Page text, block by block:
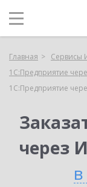
Главная
Сервисы
1С:Предприятие
1С:Предприятие
через